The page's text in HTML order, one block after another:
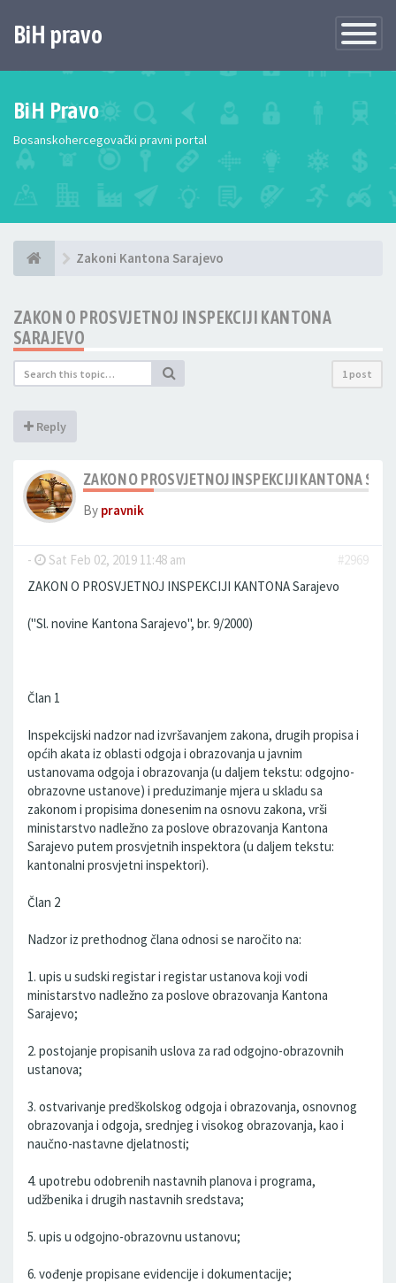
Toggle
BiH pravo
BiH Pravo
Bosanskohercegovački pravni portal
Zakoni Kantona Sarajevo
ZAKON O PROSVJETNOJ INSPEKCIJI KANTONA
SARAJEVO
1 post
Reply
ZAKON O PROSVJETNOJ INSPEKCIJI KANTONA
By pravnik
- Sat Feb 02, 2019 11:48 am
#2969
ZAKON O PROSVJETNOJ INSPEKCIJI KANTONA Sarajevo
("Sl. novine Kantona Sarajevo", br. 9/2000)
Član 1
Inspekcijski nadzor nad izvršavanjem zakona, drugih propisa i
općih akata iz oblasti odgoja i obrazovanja u javnim
ustanovama odgoja i obrazovanja (u daljem tekstu: odgojno-
obrazovne ustanove) i preduzimanje mjera u skladu sa
zakonom i propisima donesenim na osnovu zakona, vrši
ministarstvo nadležno za poslove obrazovanja Kantona
Sarajevo putem prosvjetnih inspektora (u daljem tekstu:
kantonalni prosvjetni inspektori).
Član 2
Nadzor iz prethodnog člana odnosi se naročito na:
1. upis u sudski registar i registar ustanova koji vodi
ministarstvo nadležno za poslove obrazovanja Kantona
Sarajevo;
2. postojanje propisanih uslova za rad odgojno-obrazovnih
ustanova;
3. ostvarivanje predškolskog odgoja i obrazovanja, osnovnog
obrazovanja i odgoja, srednjeg i visokog obrazovanja, kao i
naučno-nastavne djelatnosti;
4. upotrebu odobrenih nastavnih planova i programa,
udžbenika i drugih nastavnih sredstava;
5. upis u odgojno-obrazovnu ustanovu;
6. vođenje propisane evidencije i dokumentacije;